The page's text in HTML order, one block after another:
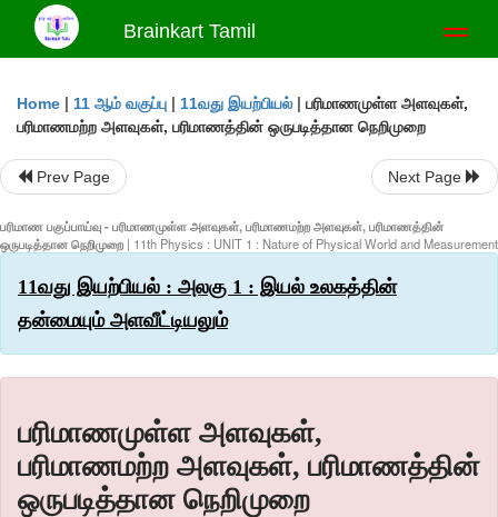
Brainkart Tamil
Home | 11 ஆம் வகுப்பு | 11வது இயற்பியல் | பரிமாணமுள்ள அளவுகள்,
பரிமாணமற்ற அளவுகள், பரிமாணத்தின் ஒருபடித்தான நெறிமுறை
Prev Page Next Page
பரிமாண பகுப்பாய்வு - பரிமாணமுள்ள அளவுகள், பரிமாணமற்ற அளவுகள், பரிமாணத்தின்
ஒருபடித்தான நெறிமுறை | 11th Physics : UNIT 1 : Nature of Physical World and Measurement
11வது இயற்பியல் : அலகு 1 : இயல் உலகத்தின்
தன்மையும் அளவீட்டியலும்
பரிமாணமுள்ள அளவுகள்,
பரிமாணமற்ற அளவுகள், பரிமாணத்தின்
ஒருபடித்தான நெறிமுறை